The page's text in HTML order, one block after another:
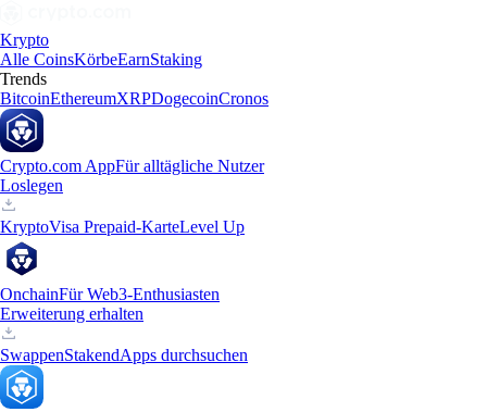
Krypto
Alle CoinsKörbeEarnStaking
Trends
BitcoinEthereumXRPDogecoinCronos
Crypto.com AppFür alltägliche Nutzer
Loslegen
KryptoVisa Prepaid-KarteLevel Up
OnchainFür Web3-Enthusiasten
Erweiterung erhalten
SwappenStakendApps durchsuchen